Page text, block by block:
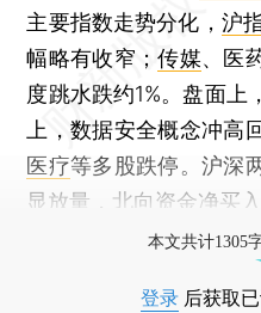
主要指数走势分化， 沪
幅略有收窄；传媒、医
度跳水跌约1%。盘面上
上，数据安全概念冲高
医疗等多股跌停。沪深
显放量，北向资金净买
本文共计1305
登录 后获取